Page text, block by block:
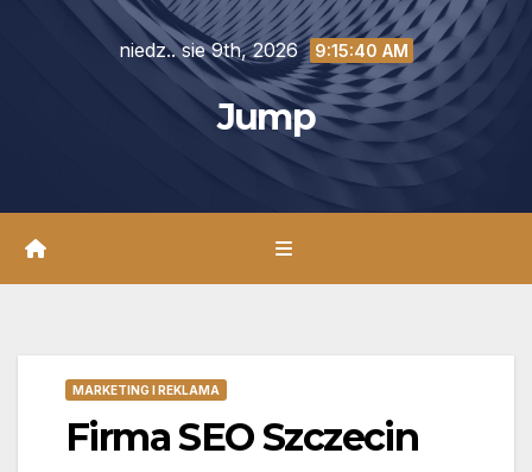
niedz.. sie 9th, 2026 9:15:41 AM
Jump
MARKETING I REKLAMA
Firma SEO Szczecin